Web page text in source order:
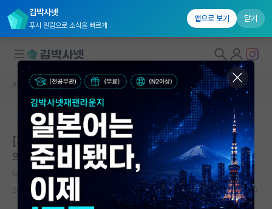
김박사넷
푸시 알림으로 소식을 빠르게
앱으로 보기 닫기
대학원생 모집
국내대학원 정보
연구실&오픈랩
커뮤니티
커뮤니티 홈
커뮤니티 홈 미국 유학 게시판
본문이 수정되지 않는 박제글입니다.
[회로설계] 국내 석사, 해외 석사 고민중입니다. 선배님들
의 고견 부탁드립니다
넉살좋은 존 필즈
2026.06.02 10 1559